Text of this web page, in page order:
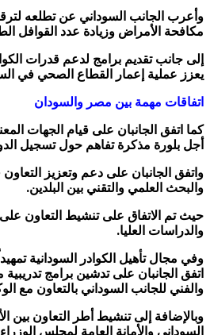
وأعرب الجانب السوداني عن تطلعه
مكافحة الأمراض وزيادة عدد القوافل
إلى جانب تقديم برامج لدعم قدرات
يعزز عملية إعمار القطاع الصحي في
اتفاقات مهمة بين مصر والسودان
كما اتفق الجانبان على قيام الجهات
أجل بلورة مذكرة تفاهم حول تسجيل
واتفق الجانبان على دعم وتعزيز
والبحث العلمي والتقني بين البلدين.
حيث تم الاتفاق على تنشيط التعاون
والدراسات العليا.
وفي مجال تأهيل الكوادر السودانية
اتفق الجانبان على تدشين برامج
والفني للجانب السوداني بالتعاون مع
وبالإضافة إلى تنشيط أطر التعاون بين
السوداني والأمانة العامة لمجلس